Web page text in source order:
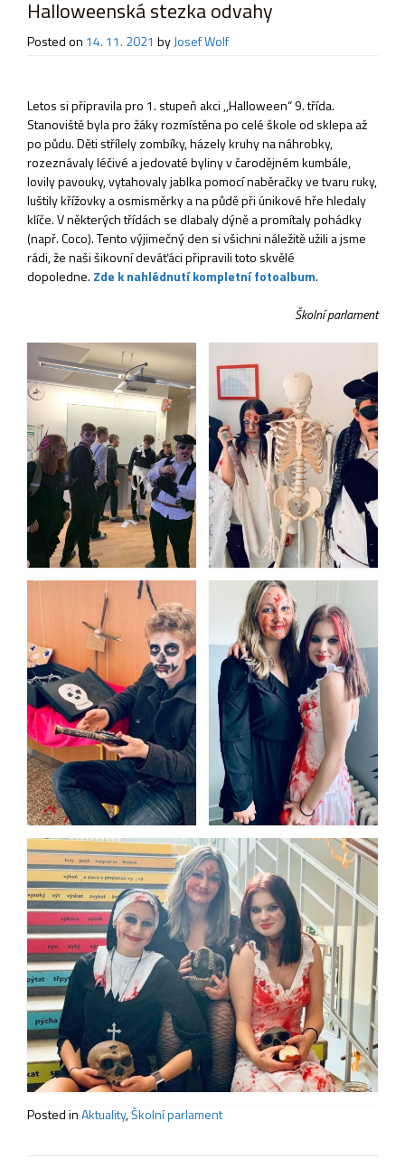
Halloweenská stezka odvahy
Posted on 14. 11. 2021 byJosef Wolf
Letos si připravila pro 1. stupeň akci ,,Halloween“ 9. třída.
Stanoviště byla pro žáky rozmístěna po celé škole od sklepa až
po půdu. Děti střílely zombíky, házely kruhy na náhrobky,
rozeznávaly léčivé a jedovaté byliny v čarodějném kumbále,
lovily pavouky, vytahovaly jablka pomocí naběračky ve tvaru ruky,
luštily křížovky a osmisměrky a na půdě při únikové hře hledaly
klíče. V některých třídách se dlabaly dýně a promítaly pohádky
(např. Coco). Tento výjimečný den si všichni náležitě užili a jsme
rádi, že naši šikovní deváťáci připravili toto skvělé
dopoledne. Zde k nahlédnutí kompletní fotoalbum.
Školní parlament
Posted inAktuality,Školní parlament